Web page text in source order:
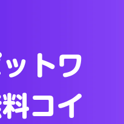
店トワ
コイ